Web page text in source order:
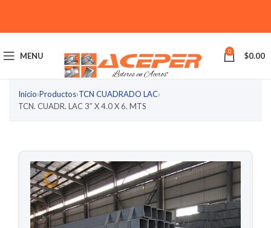
MENU 0 $0.00
Inicio›Productos›TCN CUADRADO LAC›
TCN. CUADR. LAC 3″ X 4.0 X 6. MTS